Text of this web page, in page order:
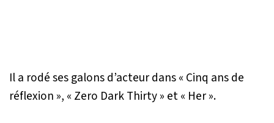
Il a rodé ses galons d’acteur dans « Cinq ans de
réflexion », « Zero Dark Thirty » et « Her ».